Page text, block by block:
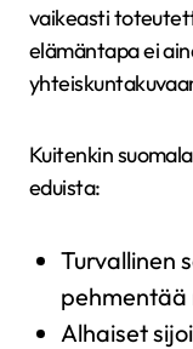
vaikeasti
elämäntapa ei
Kuitenkin
eduista:
Turvallinen
pehmentää
Alhaiset